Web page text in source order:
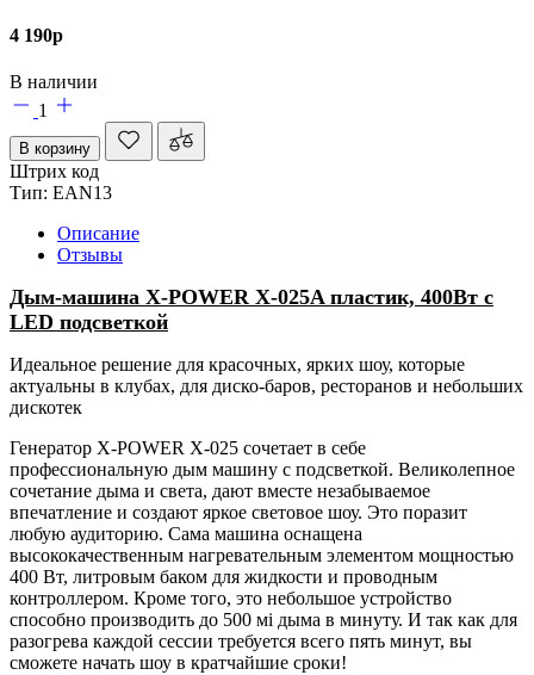
4 190p
В наличии
1
В корзину
Штрих код
Тип: EAN13
Описание
Отзывы
Дым-машина X-POWER X-025A пластик, 400Вт с
LED подсветкой
Идеальное решение для красочных, ярких шоу, которые
актуальны в клубах, для диско-баров, ресторанов и небольших
дискотек
Генератор X-POWER X-025 сочетает в себе
профессиональную дым машину с подсветкой. Великолепное
сочетание дыма и света, дают вместе незабываемое
впечатление и создают яркое световое шоу. Это поразит
любую аудиторию. Сама машина оснащена
высококачественным нагревательным элементом мощностью
400 Вт, литровым баком для жидкости и проводным
контроллером. Кроме того, это небольшое устройство
способно производить до 500 мі дыма в минуту. И так как для
разогрева каждой сессии требуется всего пять минут, вы
сможете начать шоу в кратчайшие сроки!